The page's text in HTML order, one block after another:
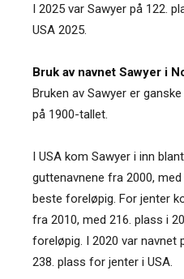
I 2025 var Sawyer på 122.
USA 2025.
Bruk av navnet Sawyer i
Bruken av Sawyer er
på 1900-tallet.
I USA kom Sawyer i inn
guttenavnene fra 2000,
beste foreløpig. For jenter
fra 2010, med 216. plass i
foreløpig. I 2020 var navnet
238. plass for jenter i USA.